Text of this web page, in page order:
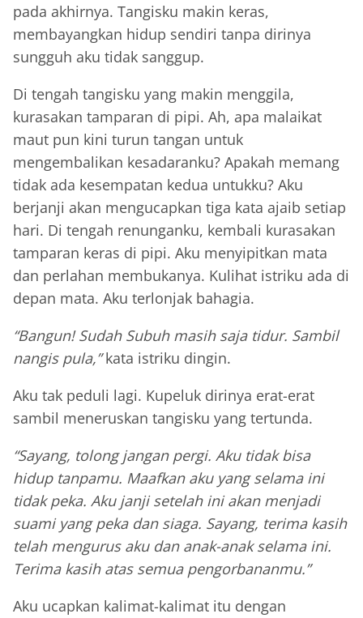
pada akhirnya. Tangisku makin keras,
membayangkan hidup sendiri tanpa dirinya
sungguh aku tidak sanggup.
Di tengah tangisku yang makin menggila,
kurasakan tamparan di pipi. Ah, apa malaikat
maut pun kini turun tangan untuk
mengembalikan kesadaranku? Apakah memang
tidak ada kesempatan kedua untukku? Aku
berjanji akan mengucapkan tiga kata ajaib setiap
hari. Di tengah renunganku, kembali kurasakan
tamparan keras di pipi. Aku menyipitkan mata
dan perlahan membukanya. Kulihat istriku ada di
depan mata. Aku terlonjak bahagia.
“Bangun! Sudah Subuh masih saja tidur. Sambil
nangis pula,”kata istriku dingin.
Aku tak peduli lagi. Kupeluk dirinya erat-erat
sambil meneruskan tangisku yang tertunda.
“Sayang, tolong jangan pergi. Aku tidak bisa
hidup tanpamu. Maafkan aku yang selama ini
tidak peka. Aku janji setelah ini akan menjadi
suami yang peka dan siaga. Sayang, terima kasih
telah mengurus aku dan anak-anak selama ini.
Terima kasih atas semua pengorbananmu.”
Aku ucapkan kalimat-kalimat itu dengan